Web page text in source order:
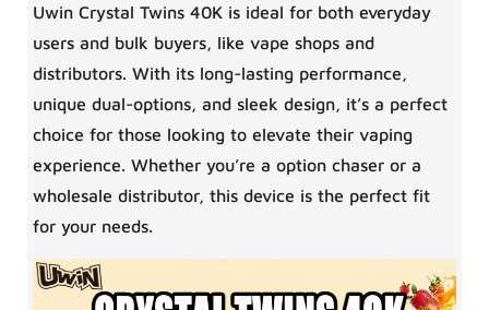
Uwin Crystal Twins 40K is ideal for both everyday
users and bulk buyers, like vape shops and
distributors. With its long-lasting performance,
unique dual-options, and sleek design, it’s a perfect
choice for those looking to elevate their vaping
experience. Whether you’re a option chaser or a
wholesale distributor, this device is the perfect fit
for your needs.